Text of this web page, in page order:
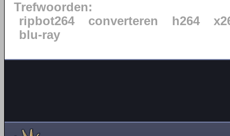
Trefwoorden:
ripbot264
converteren h264
blu-ray